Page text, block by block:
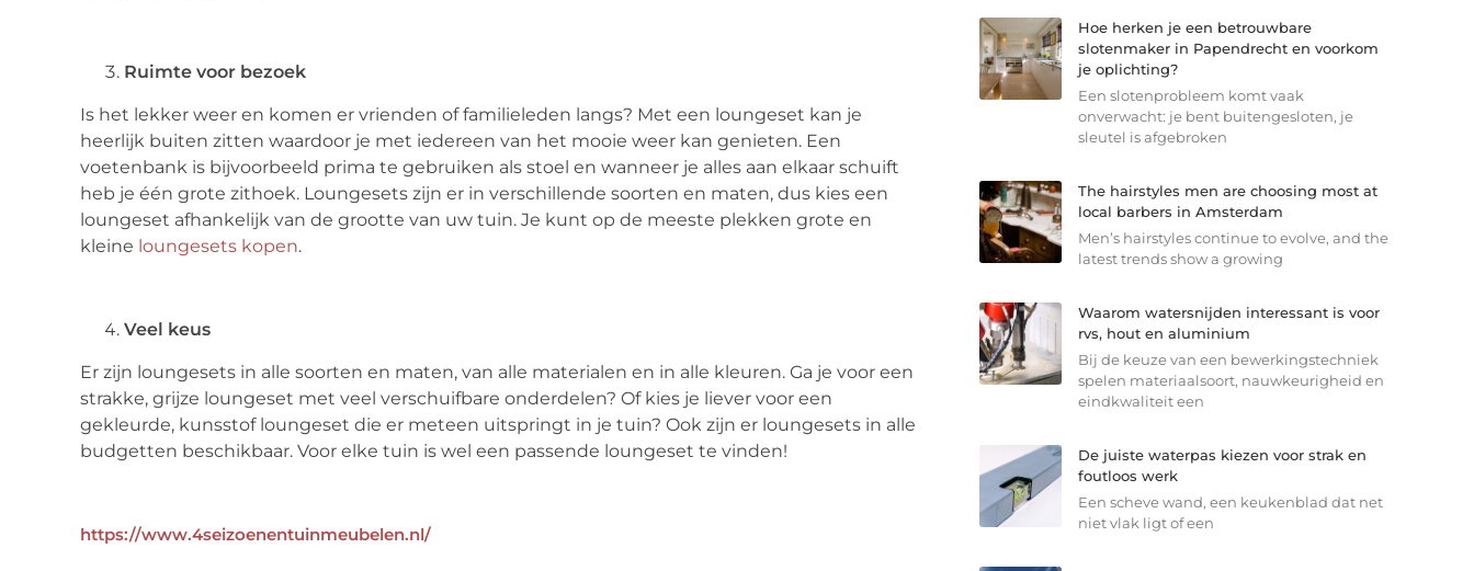
Ruimte voor bezoek
Is het lekker weer en komen er vrienden of familieleden langs? Met een loungeset kan je
heerlijk buiten zitten waardoor je met iedereen van het mooie weer kan genieten. Een
voetenbank is bijvoorbeeld prima te gebruiken als stoel en wanneer je alles aan elkaar schuift
heb je één grote zithoek. Loungesets zijn er in verschillende soorten en maten, dus kies een
loungeset afhankelijk van de grootte van uw tuin. Je kunt op de meeste plekken grote en
kleine loungesets kopen.
Veel keus
Er zijn loungesets in alle soorten en maten, van alle materialen en in alle kleuren. Ga je voor een
strakke, grijze loungeset met veel verschuifbare onderdelen? Of kies je liever voor een
gekleurde, kunsstof loungeset die er meteen uitspringt in je tuin? Ook zijn er loungesets in alle
budgetten beschikbaar. Voor elke tuin is wel een passende loungeset te vinden!
https://www.4seizoenentuinmeubelen.nl/
Hoe herken je een betrouwbare
slotenmaker in Papendrecht en voorkom
je oplichting?
Een slotenprobleem komt vaak
onverwacht: je bent buitengesloten, je
sleutel is afgebroken
The hairstyles men are choosing most at
local barbers in Amsterdam
Men’s hairstyles continue to evolve, and the
latest trends show a growing
Waarom watersnijden interessant is voor
rvs, hout en aluminium
Bij de keuze van een bewerkingstechniek
spelen materiaalsoort, nauwkeurigheid en
eindkwaliteit een
De juiste waterpas kiezen voor strak en
foutloos werk
Een scheve wand, een keukenblad dat net
niet vlak ligt of een